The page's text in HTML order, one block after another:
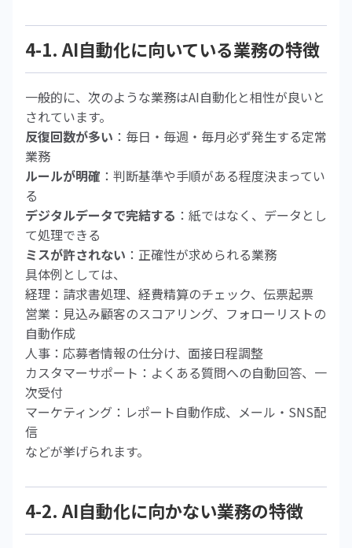
4-1. AI自動化に向いている業務の特徴
一般的に、次のような業務はAI自動化と相性が良いと
されています。
反復回数が多い ：毎日・毎週・毎月必ず発生する定常
業務
ルールが明確 ：判断基準や手順がある程度決まってい
る
デジタルデータで完結する ：紙ではなく、データとし
て処理できる
ミスが許されない ：正確性が求められる業務
具体例としては、
経理：請求書処理、経費精算のチェック、伝票起票
営業：見込み顧客のスコアリング、フォローリストの
自動作成
人事：応募者情報の仕分け、面接日程調整
カスタマーサポート：よくある質問への自動回答、一
次受付
マーケティング：レポート自動作成、メール・SNS配
信
などが挙げられます。
4-2. AI自動化に向かない業務の特徴